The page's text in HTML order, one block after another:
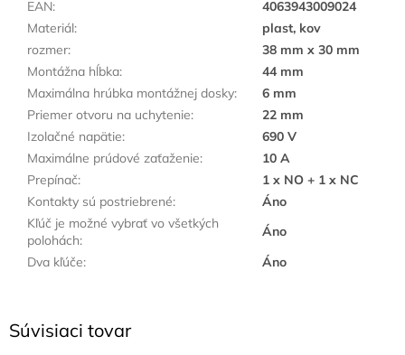
Súvisiaci tovar
EAN:
4063943009024
Materiál:
plast, kov
rozmer:
38 mm x 30 mm
Montážna hĺbka:
44 mm
Maximálna hrúbka montážnej dosky:
6 mm
Priemer otvoru na uchytenie:
22 mm
Izolačné napätie:
690 V
Maximálne prúdové zaťaženie:
10 A
Prepínač:
1 x NO + 1 x NC
Kontakty sú postriebrené:
Áno
Kľúč je možné vybrať vo všetkých
polohách:
Áno
Dva kľúče: Áno